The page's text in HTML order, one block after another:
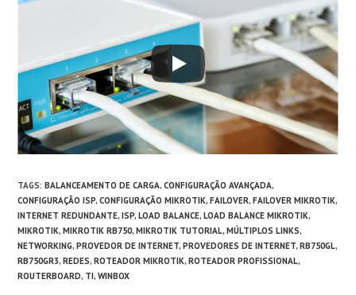
TAGS:BALANCEAMENTO DE CARGA, CONFIGURAÇÃO AVANÇADA,
CONFIGURAÇÃO ISP, CONFIGURAÇÃO MIKROTIK, FAILOVER, FAILOVER MIKROTIK,
INTERNET REDUNDANTE, ISP, LOAD BALANCE, LOAD BALANCE MIKROTIK,
MIKROTIK, MIKROTIK RB750, MIKROTIK TUTORIAL, MÚLTIPLOS LINKS,
NETWORKING, PROVEDOR DE INTERNET, PROVEDORES DE INTERNET, RB750GL,
RB750GR3, REDES, ROTEADOR MIKROTIK, ROTEADOR PROFISSIONAL,
ROUTERBOARD, TI, WINBOX